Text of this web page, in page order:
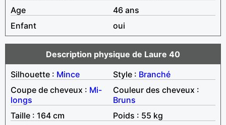
Age
46 ans
Enfant
oui
Description physique de Laure 40
Silhouette : Mince Style : Branché
Coupe de cheveux : Mi-
longs
Couleur des cheveux :
Bruns
Taille : 164 cm
Poids : 55 kg